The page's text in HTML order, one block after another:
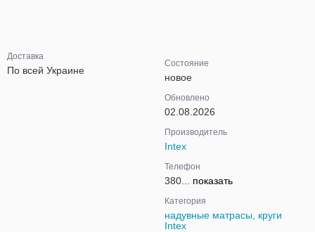
Доставка
По всей Украине
Состояние
новое
Обновлено
02.08.2026
Производитель
Intex
Телефон
380... показать
Категория
надувные матрасы, круги
Intex